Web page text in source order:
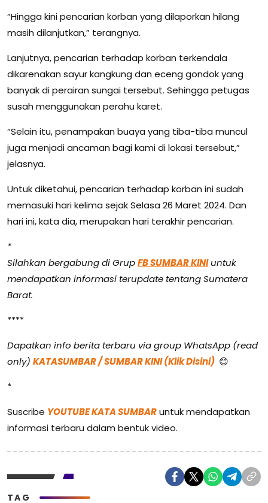
“Hingga kini pencarian korban yang dilaporkan hilang
masih dilanjutkan,” terangnya.
Lanjutnya, pencarian terhadap korban terkendala
dikarenakan sayur kangkung dan eceng gondok yang
banyak di perairan sungai tersebut. Sehingga petugas
susah menggunakan perahu karet.
“Selain itu, penampakan buaya yang tiba-tiba muncul
juga menjadi ancaman bagi kami di lokasi tersebut,”
jelasnya.
Untuk diketahui, pencarian terhadap korban ini sudah
memasuki hari kelima sejak Selasa 26 Maret 2024. Dan
hari ini, kata dia, merupakan hari terakhir pencarian.
*
Silahkan bergabung di GrupFB SUMBAR KINIuntuk
mendapatkan informasi terupdate tentang Sumatera
Barat.
****
Dapatkan info berita terbaru via group WhatsApp (read
only) KATASUMBAR / SUMBAR KINI (Klik Disini) 😊
*
Suscribe YOUTUBE KATA SUMBARuntuk mendapatkan
informasi terbaru dalam bentuk video.
TAG